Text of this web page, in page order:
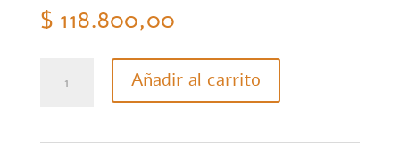
$ 118.800,00
Añadir al carrito